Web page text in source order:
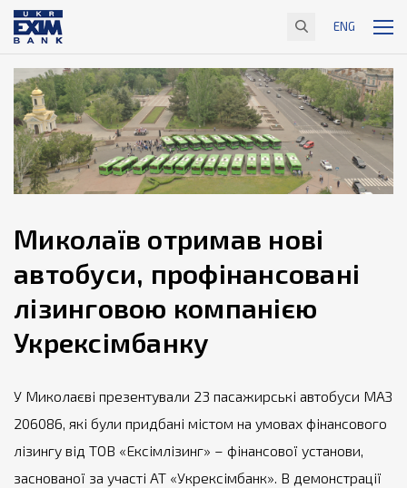
ENG
Миколаїв отримав нові
автобуси, профінансовані
лізинговою компанією
Укрексімбанку
У Миколаєві презентували 23 пасажирські автобуси МАЗ
206086, які були придбані містом на умовах фінансового
лізингу від ТОВ «Ексімлізинг» – фінансової установи,
заснованої за участі АТ «Укрексімбанк». В демонстрації